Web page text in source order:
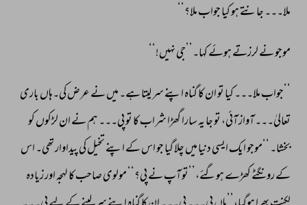
ملا۔۔۔ جانتے ہو کیا جواب ملا؟‘‘
موجو نے لرزتے ہوئے کہا۔’’جی نہیں!‘‘
’’جواب ملا۔۔۔ کیا تو ان کا گناہ اپنے سر لیتا ہے۔ میں نے عرض کی۔ہاں باری
تعالیٰ۔۔۔ آواز آئی، تو جا یہ سارا گھڑا شراب کا تو پی۔۔۔ ہم نے ان لڑکوں کو
بخشا۔ ‘‘موجو ایک ایسی دنیا میں چلا گیا جو اس کے اپنے تخیل کی پیداوار تھی۔ اس
کے رونگٹے کھڑے ہوگئے،’’تو آپ نے پی؟‘‘ مولوی صاحب کا لہجہ اور زیادہ